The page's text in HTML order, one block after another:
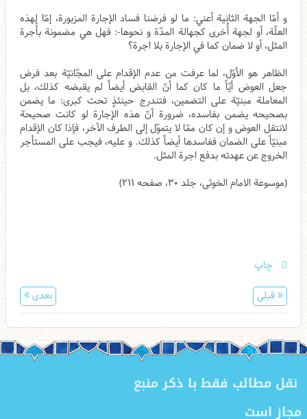
و أمّا الجهة الثانية أعني: ما لو فرضنا فساد الإجارة المزبورة، إمّا لهذه
العلّة، أو لجهة أُخرى كجهالة المدّة و نحوها-: فهل هي مضمونة بأُجرة
المثل، أو لا ضمان كما في الإجارة بلا اجرة؟
الظاهر هو الأوّل، لما عرفت من عدم الإقدام على المجّانيّة بعد فرض
جعل العوض أيّاً ما كان كما أنّ القابض أيضاً لم يقبضه كذلك، بل
المعاملة مبنيّة على التضمين، فتندرج حينئذٍ تحت كبرى: ما يضمن
بصحيحه يضمن بفاسده، ضرورة أنّ هذه الإجارة لو كانت صحيحة
لانتقل العوض و إن كان ممّا لا يتموّل إلى الطرف الآخر، فإذا كان الإقدام
مبنيّاً على الضمان ففاسدها أيضاً كذلك. و عليه، فيجب على المستأجر
الخروج عن عهدته بدفع اجرة المثل.
(موسوعة الامام الخوئی، جلد ۳۰، صفحه ۲۱۱)
چاپ
قبلی
بعدی
نقل مطالب فقط با ذکر منبع
مجاز است